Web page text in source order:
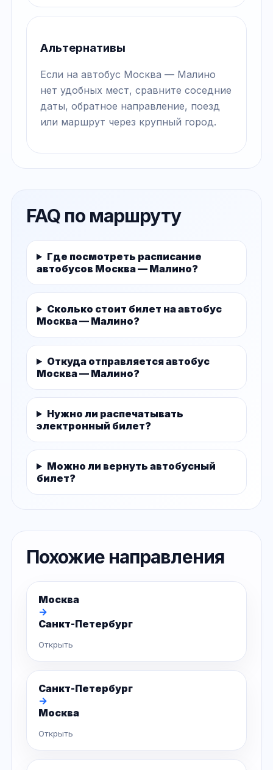
Альтернативы
Если на автобус Москва — Малино
нет удобных мест, сравните соседние
даты, обратное направление, поезд
или маршрут через крупный город.
FAQ по маршруту
Где посмотреть расписание
автобусов Москва — Малино?
Сколько стоит билет на автобус
Москва — Малино?
Откуда отправляется автобус
Москва — Малино?
Нужно ли распечатывать
электронный билет?
Можно ли вернуть автобусный
билет?
Похожие направления
Москва
→
Санкт-Петербург
Открыть
Санкт-Петербург
→
Москва
Открыть